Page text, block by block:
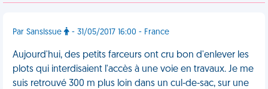
Par SansIssue - 31/05/2017 16:00 - France
Aujourd'hui, des petits farceurs ont cru bon d'enlever les
plots qui interdisaient l'accès à une voie en travaux. Je me
suis retrouvé 300 m plus loin dans un cul-de-sac, sur une